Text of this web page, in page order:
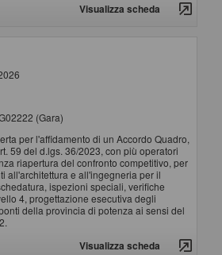
Visualizza scheda
(Gara)
per l'affidamento di un Accordo Quadro,
59 del d.lgs. 36/2023, con più operatori
riapertura del confronto competitivo, per
all'architettura e all'ingegneria per il
ispezioni speciali, verifiche
4, progettazione esecutiva degli
della provincia di potenza ai sensi del
Visualizza scheda